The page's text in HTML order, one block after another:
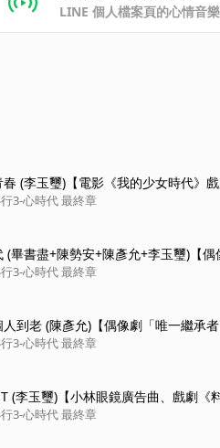
LINE 個人檔案頁的心情音樂
(李玉璽)【電影《我的少女時代》
勢在必行3-心時代 最終章
(畢書盡+陳勢安+陳彥允+李玉璽)【偶
勢在必行3-心時代 最終章
到老 (陳彥允)【偶像劇「唯一繼承者
勢在必行3-心時代 最終章
(李玉璽)【小林眼鏡廣告曲、戲劇《
勢在必行3-心時代 最終章